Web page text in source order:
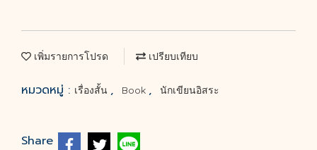
เพิ่มรายการโปรด เปรียบเทียบ
หมวดหมู่ : เรื่องสั้น , Book , นักเขียนอิสระ
Share